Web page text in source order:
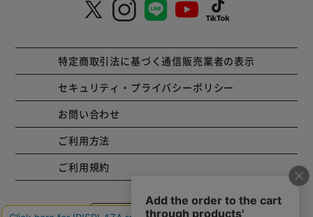
特定商取引法に基づく通信販売業者の表示
セキュリティ・プライバシーポリシー
お問い合わせ
ご利用方法
ご利用規約